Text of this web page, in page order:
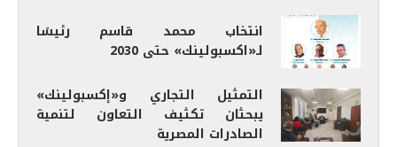
انتخاب محمد قاسم رئيسًا
لـ«اكسبولينك» حتى 2030
التمثيل التجاري و«إكسبولينك»
يبحثان تكثيف التعاون لتنمية
الصادرات المصرية